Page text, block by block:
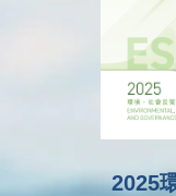
2025